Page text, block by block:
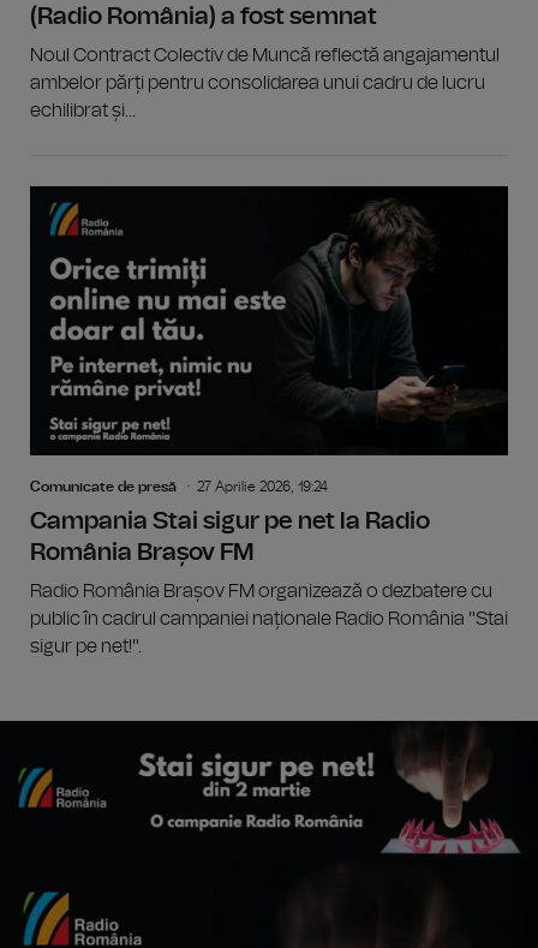
(Radio România) a fost semnat
Noul Contract Colectiv de Muncă reflectă angajamentul
ambelor părți pentru consolidarea unui cadru de lucru
echilibrat și...
Comunicate de presă 27 Aprilie 2026, 19:24
Campania Stai sigur pe net la Radio
România Brașov FM
Radio România Brașov FM organizează o dezbatere cu
public în cadrul campaniei naționale Radio România "Stai
sigur pe net!".